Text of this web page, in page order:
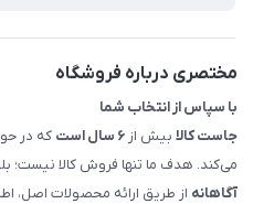
مختصری درباره فروشگاه
با سپاس از انتخاب شما
جاست کالا بیش از ۶ سال است
که در
می‌کند. هدف ما تنها فروش کالا نیست؛
آگاهانه از طریق ارائه محصولات اصل،